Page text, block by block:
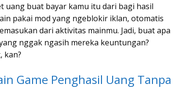
uang buat bayar kamu itu dari bagi hasil
pakai mod yang ngeblokir iklan, otomatis
dari aktivitas mainmu. Jadi, buat apa
nggak ngasih mereka keuntungan?
kan?
Game Penghasil Uang Tanpa